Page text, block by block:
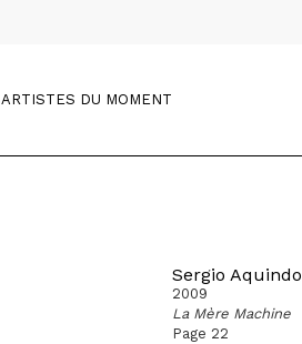
ARTISTES DU MOMENT
Sergio Aquindo
2009
La Mère Machine
Page 22